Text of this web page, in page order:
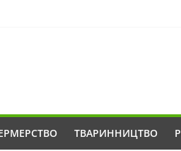
ТВАРИННИЦТВО